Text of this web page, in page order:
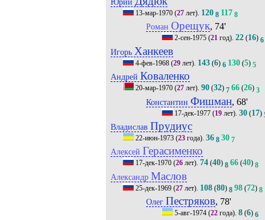
13-мар-1970(27лет). 120 8 117 8
Роман Орещук, 74'
2-сен-1975 (21 год).22 (16) 6
Игорь Ханкеев
4-фев-1968(29лет). 143(6) 6 130(5) 5
Андрей Коваленко
20-мар-1970(27лет). 90(32) 7 66(26) 3
Константин Фишман, 68'
17-дек-1977 (19 лет).30 (17)
Владислав Прудиус
22-июн-1973(23года). 36 8 30 7
Алексей Герасименко
17-дек-1970(26лет). 74(40) 8 66(40) 8
Александр Маслов
25-дек-1969(27лет). 108(80) 8 98(72) 8
Олег Пестряков, 78'
5-авг-1974 (22 года).8 (6) 6